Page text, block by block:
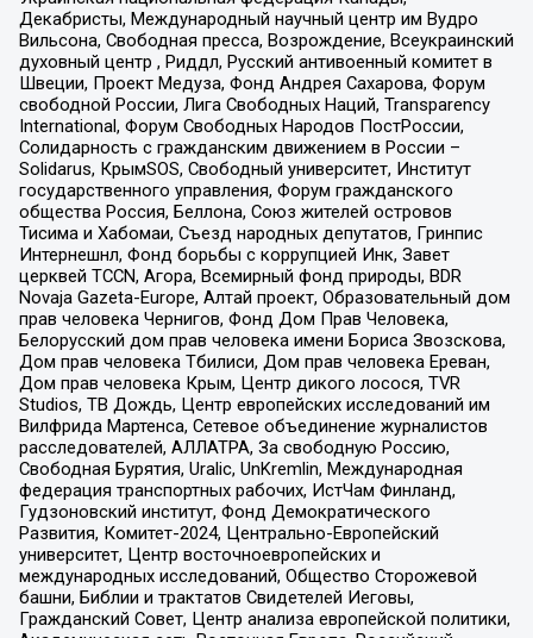
Декабристы, Международный научный центр им Вудро
Вильсона, Свободная пресса, Возрождение, Всеукраинский
духовный центр , Риддл, Русский антивоенный комитет в
Швеции, Проект Медуза, Фонд Андрея Сахарова, Форум
свободной России, Лига Свободных Наций, Transparеncy
International, Форум Свободных Народов ПостРоссии,
Солидарность с гражданским движением в России –
Solidarus, КрымSOS, Свободный университет, Институт
государственного управления, Форум гражданского
общества Россия, Беллона, Союз жителей островов
Тисима и Хабомаи, Съезд народных депутатов, Гринпис
Интернешнл, Фонд борьбы с коррупцией Инк, Завет
церквей TCCN, Агора, Всемирный фонд природы, BDR
Novaja Gazeta-Europe, Алтай проект, Образовательный дом
прав человека Чернигов, Фонд Дом Прав Человека,
Белорусский дом прав человека имени Бориса Звозскова,
Дом прав человека Тбилиси, Дом прав человека Ереван,
Дом прав человека Крым, Центр дикого лосося, TVR
Studios, ТВ Дождь, Центр европейских исследований им
Вилфрида Мартенса, Сетевое объединение журналистов
расследователей, АЛЛАТРА, За свободную Россию,
Свободная Бурятия, Uralic, UnKremlin, Международная
федерация транспортных рабочих, ИстЧам Финланд,
Гудзоновский институт, Фонд Демократического
Развития, Комитет-2024, Центрально-Европейский
университет, Центр восточноевропейских и
международных исследований, Общество Сторожевой
башни, Библии и трактатов Свидетелей Иеговы,
Гражданский Совет, Центр анализа европейской политики,